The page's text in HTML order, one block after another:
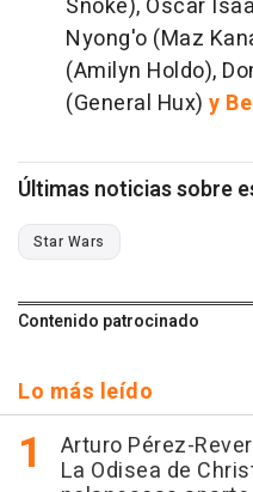
Snoke), Oscar
Nyong'o (Maz
(Amilyn Holdo),
(General Hux) y
Últimas noticias sobre
Star Wars
Contenido patrocinado
Lo más leído
Arturo Pérez-
La Odisea de